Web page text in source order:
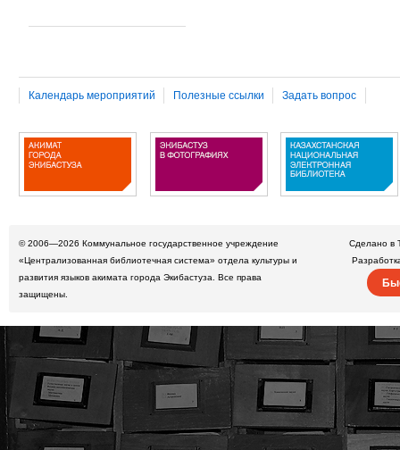
Календарь мероприятий Полезные ссылки Задать вопрос
© 2006—2026 Коммунальное государственное учреждение
«Централизованная библиотечная система» отдела культуры и
развития языков акимата города Экибастуза. Все права
защищены.
Сделано в